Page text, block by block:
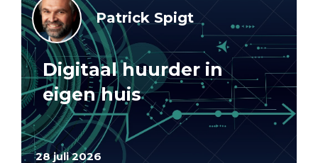
28 juli 2026
Patrick Spigt
Digitaal huurder in
eigen huis